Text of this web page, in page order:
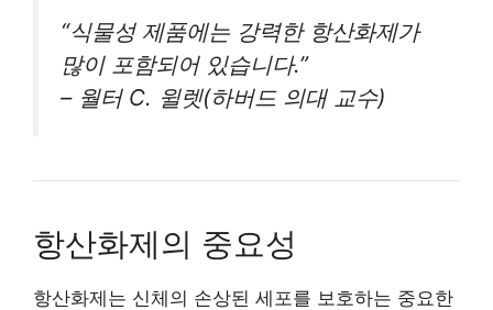
“식물성 제품에는 강력한 항산화제가
많이 포함되어 있습니다.”
– 월터 C. 윌렛(하버드 의대 교수)
항산화제의 중요성
항산화제는 신체의 손상된 세포를 보호하는 중요한